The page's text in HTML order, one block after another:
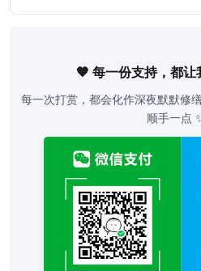
🧡 每一份支持，都让
每一次打赏，都会化作深夜默默修
顺手一点